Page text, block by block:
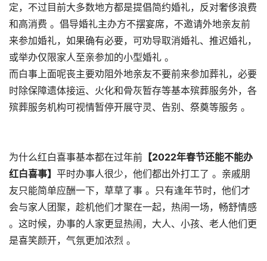
定，不过目前大多数地方都是提倡简约婚礼，反对奢侈浪费
和高消费 。倡导婚礼主办方不摆宴席，不邀请外地亲友前
来参加婚礼，如果确有必要，可劝导取消婚礼、推迟婚礼，
或举办仅限家人至亲参加的小型婚礼 。
而白事上面呢丧主要劝阻外地亲友不要前来参加葬礼，必要
时除保障遗体接运、火化和骨灰暂存等基本殡葬服务外，各
殡葬服务机构可视情暂停开展守灵、告别、祭奠等服务 。
为什么红白喜事基本都在过年前 【2022年春节还能不能办
红白喜事】 平时办事人很少，他们都出外打工了 。亲戚朋
友只能简单应酬一下，草草了事 。只有逢年节时，他们才
会与家人团聚，趁机他们才聚在一起，热闹一场，畅舒情感
。这时候，办事的人家更显热闹，大人、小孩、老人他们更
是喜笑颜开，气氛更加浓烈 。